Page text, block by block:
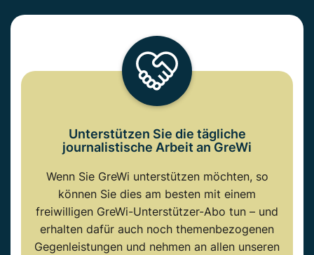
Unterstützen Sie die tägliche
journalistische Arbeit an GreWi
Wenn Sie GreWi unterstützen möchten, so
können Sie dies am besten mit einem
freiwilligen GreWi-Unterstützer-Abo tun – und
erhalten dafür auch noch themenbezogenen
Gegenleistungen und nehmen an allen unseren